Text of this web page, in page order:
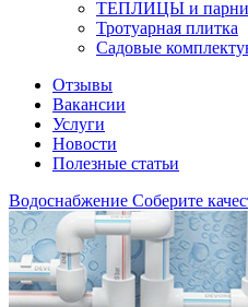
ТЕПЛИЦЫ и
Тротуарная плитка
Садовые
Отзывы
Вакансии
Услуги
Новости
Полезные статьи
Водоснабжение Соберите